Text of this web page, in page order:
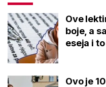
Ove
boje, a
eseja i
Ovo je